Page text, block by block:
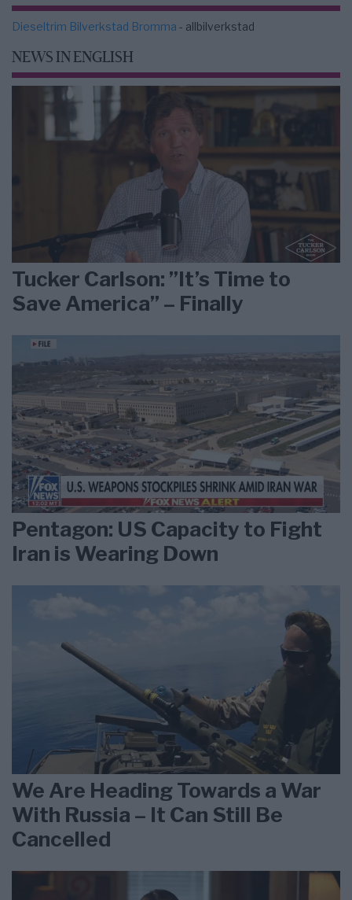
Dieseltrim Bilverkstad Bromma - allbilverkstad
NEWS IN ENGLISH
Tucker Carlson: ”It’s Time to
Save America” – Finally
Pentagon: US Capacity to Fight
Iran is Wearing Down
We Are Heading Towards a War
With Russia – It Can Still Be
Cancelled